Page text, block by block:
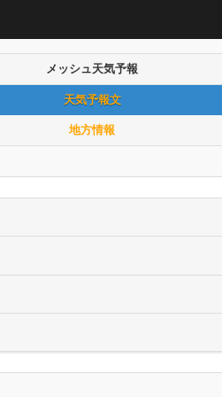
メッシュ天気予報
天気予報文
地方情報